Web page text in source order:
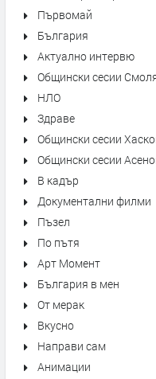
Първомай
България
Актуално интервю
Общински сесии
НЛО
Здраве
Общински сесии
Общински сесии
В кадър
Документални филми
Пъзел
По пътя
Арт Момент
България в мен
От мерак
Вкусно
Направи сам
Анимации